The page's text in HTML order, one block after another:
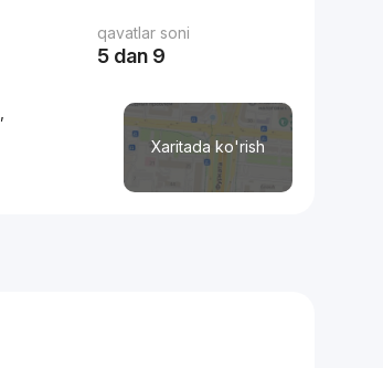
qavatlar soni
5 dan 9
Xaritada ko'rish